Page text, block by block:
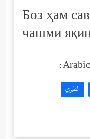
Боз ҳам
чашми
الطبري